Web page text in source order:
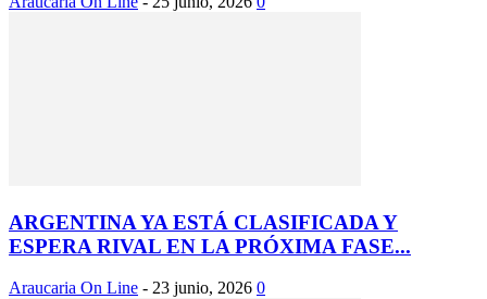
ARGENTINA YA ESTÁ CLASIFICADA Y
ESPERA RIVAL EN LA PRÓXIMA FASE...
Araucaria On Line - 23 junio, 2026 0